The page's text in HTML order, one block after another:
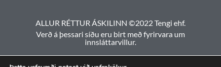
ALLUR RÉTTUR ÁSKILINN ©2022 Tengi ehf.
Verð á þessari síðu eru birt með fyrirvara um
innsláttarvillur.